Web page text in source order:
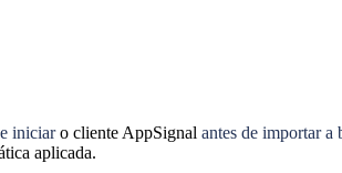
e iniciaro cliente AppSignal antes de importar a
aplicada.